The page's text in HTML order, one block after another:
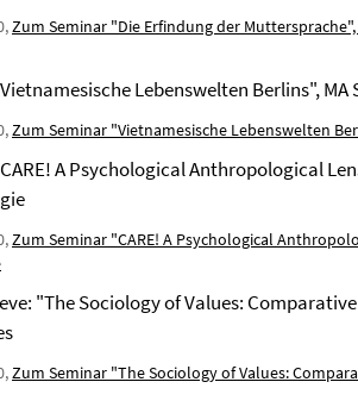
Zum Seminar "Die Erfindung der
Lebenswelten Berlins",
Zum Seminar "Vietnamesische Lebenswelten
A Psychological Anthropological
Zum Seminar "CARE! A Psychological
"The Sociology of Values:
Zum Seminar "The Sociology of Values: